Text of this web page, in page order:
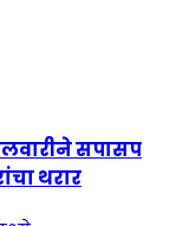
सपासप
थरार